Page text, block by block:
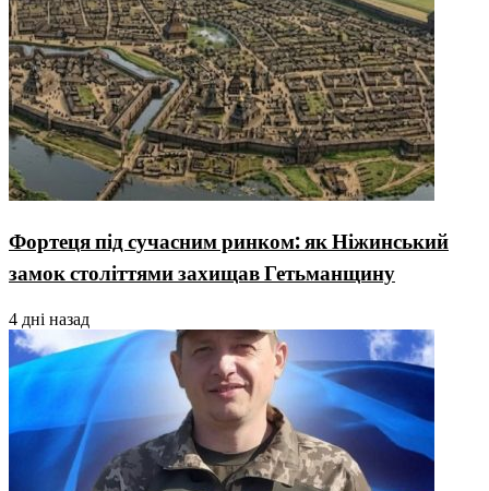
Фортеця під сучасним ринком: як Ніжинський
замок століттями захищав Гетьманщину
4 дні назад